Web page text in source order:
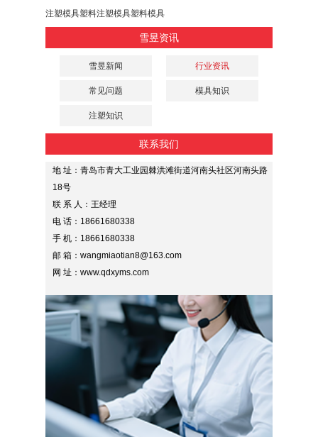
注塑模具塑料注塑模具塑料模具
雪昱资讯
雪昱新闻 行业资讯
常见问题 模具知识
注塑知识
联系我们
地 址：青岛市青大工业园棘洪滩街道河南头社区河南头路
18号
联 系 人：王经理
电 话：18661680338
手 机：18661680338
邮 箱：wangmiaotian8@163.com
网 址：www.qdxyms.com